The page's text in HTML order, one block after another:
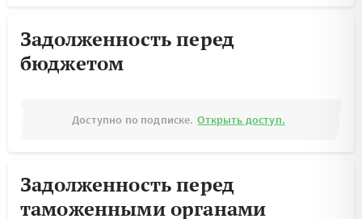
Задолженность перед
бюджетом
Доступно по подписке. Открыть доступ.
Задолженность перед
таможенными органами